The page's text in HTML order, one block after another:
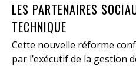
LES PARTENAIRES
TECHNIQUE
Cette nouvelle réforme
par l’exécutif de la gestion